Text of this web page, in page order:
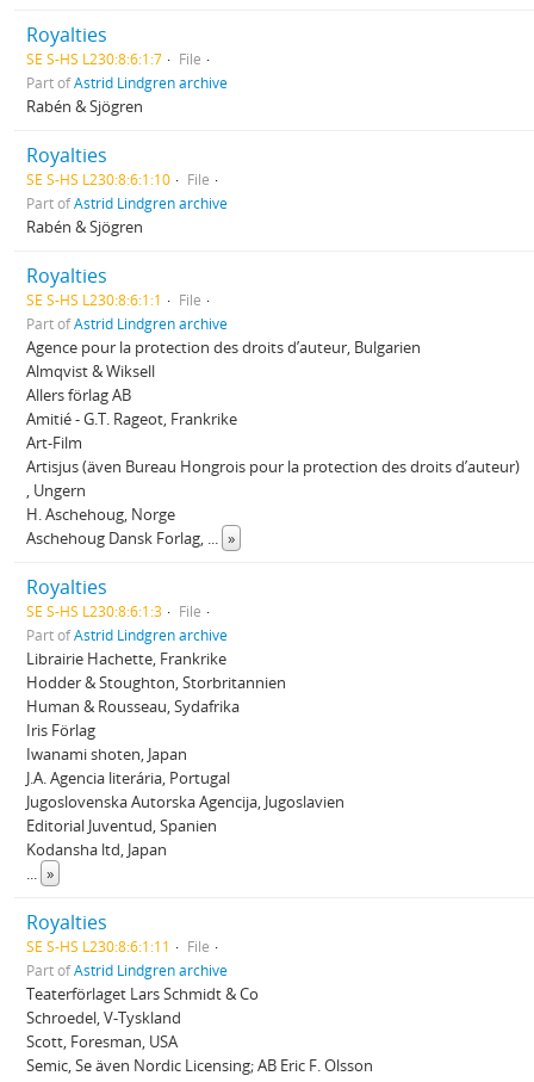
Royalties
SE S-HS L230:8:6:1:7
File
Part ofAstrid Lindgren archive
Rabén & Sjögren
Royalties
SE S-HS L230:8:6:1:10
File
Part ofAstrid Lindgren archive
Rabén & Sjögren
Royalties
SE S-HS L230:8:6:1:1
File
Part ofAstrid Lindgren archive
Agence pour la protection des droits d’auteur, Bulgarien
Almqvist & Wiksell
Allers förlag AB
Amitié - G.T. Rageot, Frankrike
Art-Film
Artisjus (även Bureau Hongrois pour la protection des droits d’auteur)
, Ungern
H. Aschehoug, Norge
Aschehoug Dansk Forlag, ... »
Royalties
SE S-HS L230:8:6:1:3
File
Part ofAstrid Lindgren archive
Librairie Hachette, Frankrike
Hodder & Stoughton, Storbritannien
Human & Rousseau, Sydafrika
Iris Förlag
Iwanami shoten, Japan
J.A. Agencia literária, Portugal
Jugoslovenska Autorska Agencija, Jugoslavien
Editorial Juventud, Spanien
Kodansha ltd, Japan
... »
Royalties
SE S-HS L230:8:6:1:11
File
Part ofAstrid Lindgren archive
Teaterförlaget Lars Schmidt & Co
Schroedel, V-Tyskland
Scott, Foresman, USA
Semic, Se även Nordic Licensing; AB Eric F. Olsson